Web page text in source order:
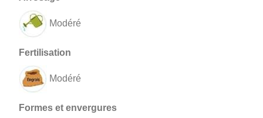
Modéré
Modéré